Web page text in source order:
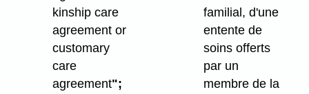
kinship care
agreement or
customary
care
agreement";
familial, d'une
entente de
soins offerts
par un
membre de la